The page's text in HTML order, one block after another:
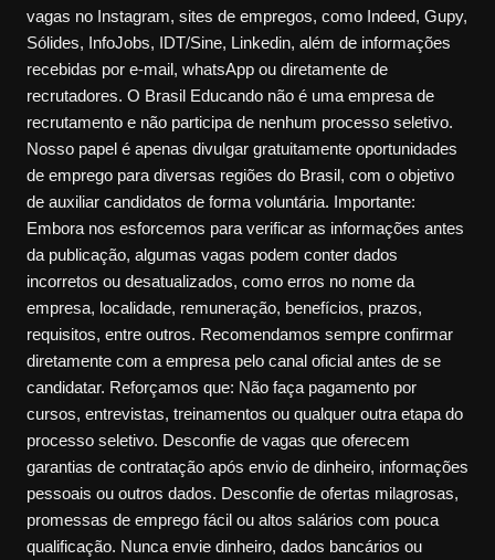
vagas no Instagram, sites de empregos, como Indeed, Gupy,
Sólides, InfoJobs, IDT/Sine, Linkedin, além de informações
recebidas por e-mail, whatsApp ou diretamente de
recrutadores. O Brasil Educando não é uma empresa de
recrutamento e não participa de nenhum processo seletivo.
Nosso papel é apenas divulgar gratuitamente oportunidades
de emprego para diversas regiões do Brasil, com o objetivo
de auxiliar candidatos de forma voluntária. Importante:
Embora nos esforcemos para verificar as informações antes
da publicação, algumas vagas podem conter dados
incorretos ou desatualizados, como erros no nome da
empresa, localidade, remuneração, benefícios, prazos,
requisitos, entre outros. Recomendamos sempre confirmar
diretamente com a empresa pelo canal oficial antes de se
candidatar. Reforçamos que: Não faça pagamento por
cursos, entrevistas, treinamentos ou qualquer outra etapa do
processo seletivo. Desconfie de vagas que oferecem
garantias de contratação após envio de dinheiro, informações
pessoais ou outros dados. Desconfie de ofertas milagrosas,
promessas de emprego fácil ou altos salários com pouca
qualificação. Nunca envie dinheiro, dados bancários ou